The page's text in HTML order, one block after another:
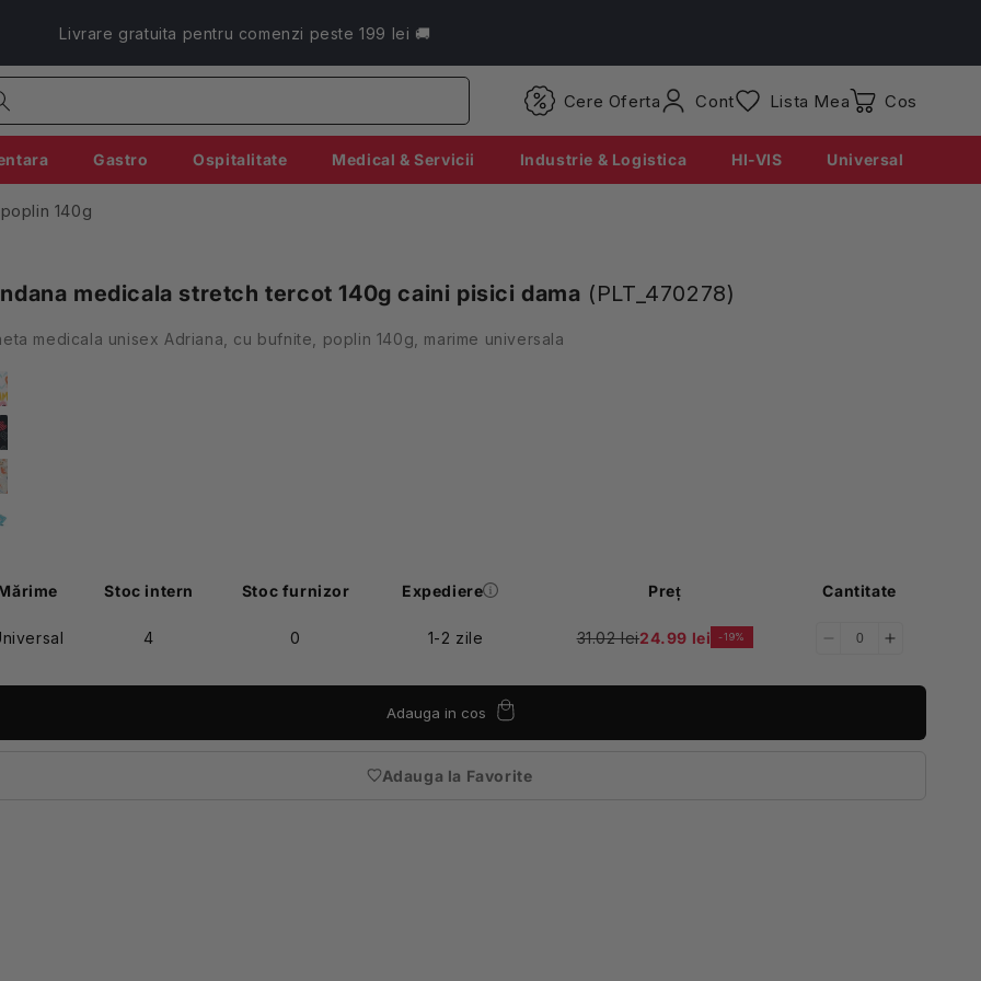
Livrare gratuita pentru comenzi peste 199 lei 🚚
Cere Oferta Cont
Conectati-
va
Lista Mea Coș
Gastro Ospitalitate Medical & Servicii Industrie & Logistica HI-VIS Universal
140g
medicala stretch tercot 140g caini pisici dama (PLT_470278)
medicala unisex Adriana, cu bufnite, poplin 140g, marime universala
Stoc intern Stoc furnizor Expediere Preț Cantitate
4 0 1-2 zile 31.02 lei24.99 lei -19%
ReducețiCreșteți
pentru
Adauga in cos
Adauga la Favorite
(necesita